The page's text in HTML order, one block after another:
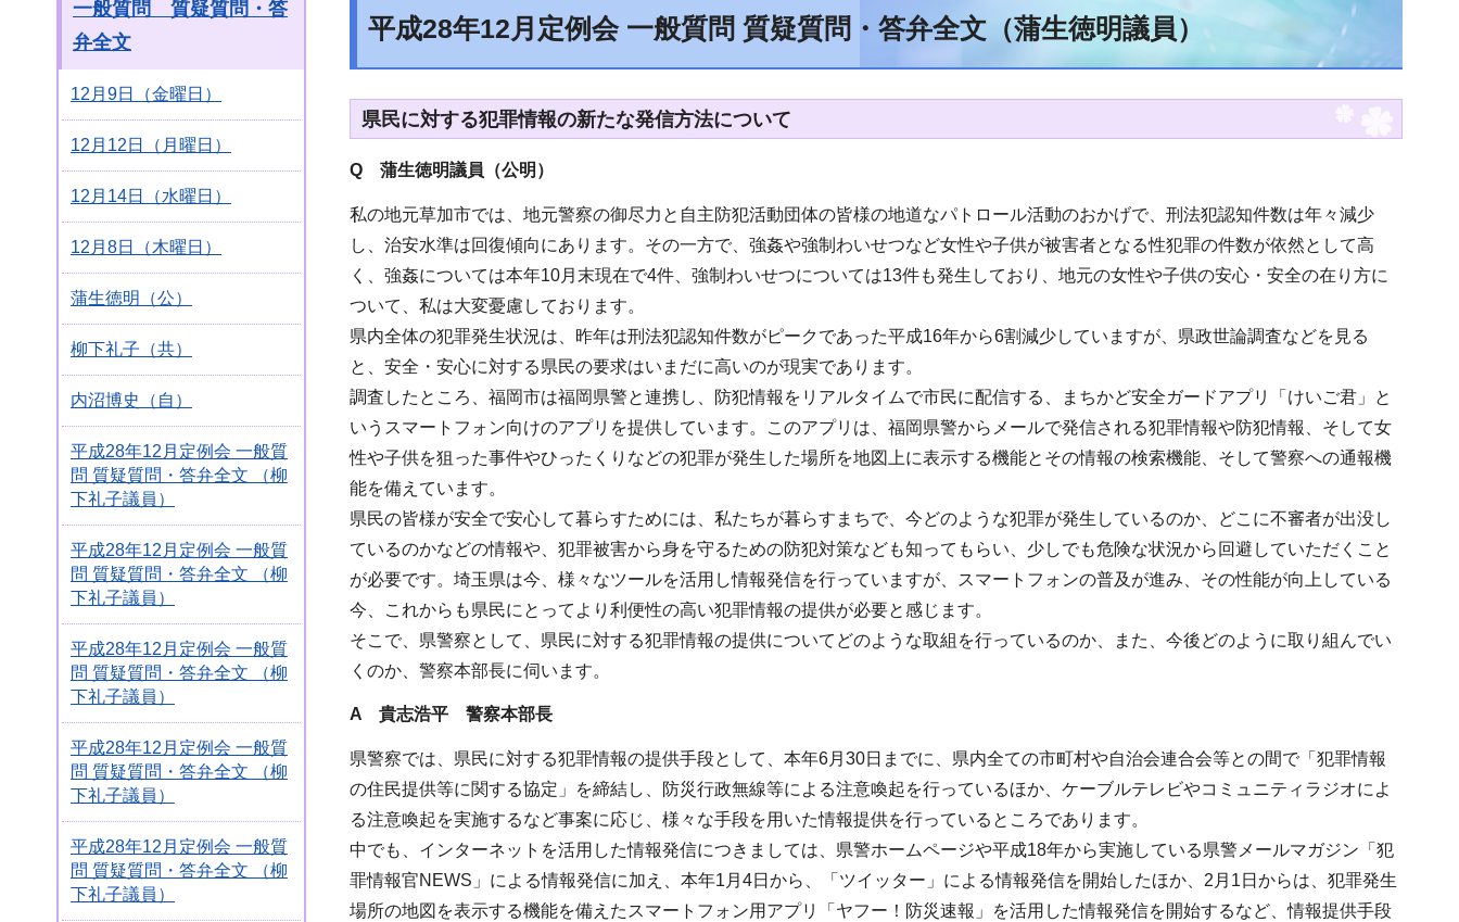
一般質問 質疑質問・答
弁全文
12月9日（金曜日）
12月12日（月曜日）
12月14日（水曜日）
12月8日（木曜日）
蒲生徳明（公）
柳下礼子（共）
内沼博史（自）
平成28年12月定例会 一般質
問 質疑質問・答弁全文 （柳
下礼子議員）
平成28年12月定例会 一般質
問 質疑質問・答弁全文 （柳
下礼子議員）
平成28年12月定例会 一般質
問 質疑質問・答弁全文 （柳
下礼子議員）
平成28年12月定例会 一般質
問 質疑質問・答弁全文 （柳
下礼子議員）
平成28年12月定例会 一般質
問 質疑質問・答弁全文 （柳
下礼子議員）
平成28年12月定例会 一般質問 質疑質問・答弁全文（蒲生徳明議員）
県民に対する犯罪情報の新たな発信方法について
Q 蒲生徳明議員（公明 ）
私の地元草加市では、地元警察の御尽力と自主防犯活動団体の皆様の地道なパトロール活動のおかげで、刑法犯認知件数は年々減少
し、治安水準は回復傾向にあります。その一方で、強姦や強制わいせつなど女性や子供が被害者となる性犯罪の件数が依然として高
く、強姦については本年10月末現在で4件、強制わいせつについては13件も発生しており、地元の女性や子供の安心・安全の在り方に
ついて、私は大変憂慮しております。
県内全体の犯罪発生状況は、昨年は刑法犯認知件数がピークであった平成16年から6割減少していますが、県政世論調査などを見る
と、安全・安心に対する県民の要求はいまだに高いのが現実であります。
調査したところ、福岡市は福岡県警と連携し、防犯情報をリアルタイムで市民に配信する、まちかど安全ガードアプリ「けいご君」と
いうスマートフォン向けのアプリを提供しています。このアプリは、福岡県警からメールで発信される犯罪情報や防犯情報、そして女
性や子供を狙った事件やひったくりなどの犯罪が発生した場所を地図上に表示する機能とその情報の検索機能、そして警察への通報機
能を備えています。
県民の皆様が安全で安心して暮らすためには、私たちが暮らすまちで、今どのような犯罪が発生しているのか、どこに不審者が出没し
ているのかなどの情報や、犯罪被害から身を守るための防犯対策なども知ってもらい、少しでも危険な状況から回避していただくこと
が必要です。埼玉県は今、様々なツールを活用し情報発信を行っていますが、スマートフォンの普及が進み、その性能が向上している
今、これからも県民にとってより利便性の高い犯罪情報の提供が必要と感じます。
そこで、県警察として、県民に対する犯罪情報の提供についてどのような取組を行っているのか、また、今後どのように取り組んでい
くのか、警察本部長に伺います。
A 貴志浩平 警察本部長
県警察では、県民に対する犯罪情報の提供手段として、本年6月30日までに、県内全ての市町村や自治会連合会等との間で「犯罪情報
の住民提供等に関する協定」を締結し、防災行政無線等による注意喚起を行っているほか、ケーブルテレビやコミュニティラジオによ
る注意喚起を実施するなど事案に応じ、様々な手段を用いた情報提供を行っているところであります。
中でも、インターネットを活用した情報発信につきましては、県警ホームページや平成18年から実施している県警メールマガジン「犯
罪情報官NEWS」による情報発信に加え、本年1月4日から、「ツイッター」による情報発信を開始したほか、2月1日からは、犯罪発生
場所の地図を表示する機能を備えたスマートフォン用アプリ「ヤフー！防災速報」を活用した情報発信を開始するなど、情報提供手段